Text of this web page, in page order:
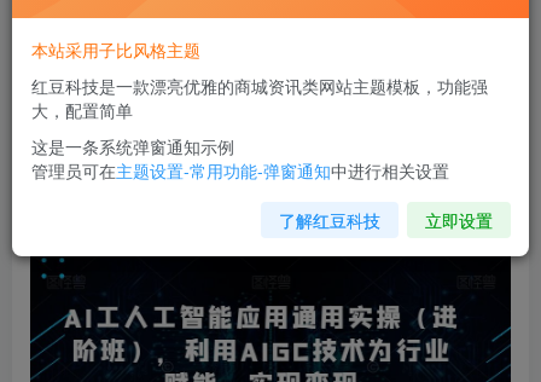
您当前未登录！建议登陆后购买，可保存购买订单
AI工人工智能应用通用实操（进阶班），利用AIGC技术为行
本站采用子比风格主题
红豆科技是一款漂亮优雅的商城资讯类网站主题模板，功能强
大，配置简单
这是一条系统弹窗通知示例
管理员可在主题设置-常用功能-弹窗通知中进行相关设置
了解红豆科技 立即设置